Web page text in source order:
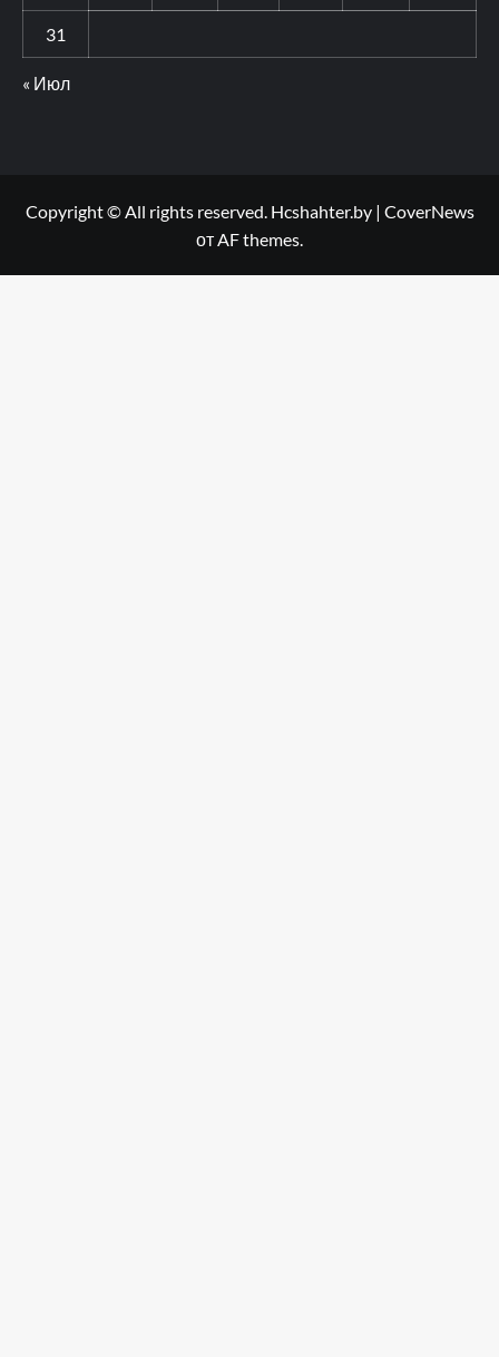
31
« Июл
Copyright © All rights reserved. Hcshahter.by | CoverNews
от AF themes.